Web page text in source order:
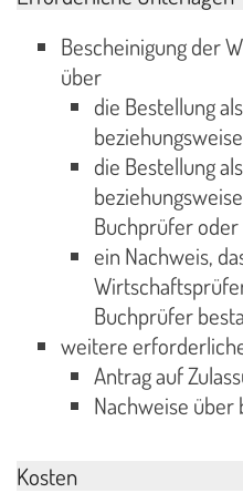
Bescheinigung der
über
die Bestellung
die Bestellung
Buchprüfer oder
ein Nachweis,
Buchprüfer
weitere
Antrag auf
Nachweise
Kosten